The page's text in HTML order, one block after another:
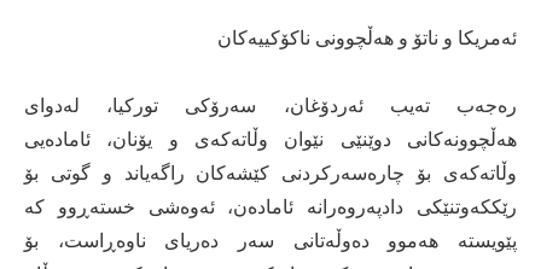
ئەمریکا و ناتۆ و هەڵچوونی ناکۆکییەکان
رەجەب تەیب ئەردۆغان، سەرۆکی تورکیا، لەدوای
هەڵچوونەکانی دوێنێی نێوان وڵاتەکەی و یۆنان، ئامادەیی
وڵاتەکەی بۆ چارەسەرکردنی کێشەکان راگەیاند و گوتی بۆ
رێککەوتنێکی دادپەروەرانە ئامادەن، ئەوەشی خستەڕوو کە
پێویستە هەموو دەوڵەتانی سەر دەریای ناوەڕاست، بۆ